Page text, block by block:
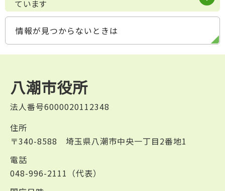
ています
情報が見つからないときは
八潮市役所
法人番号6000020112348
住所
〒340-8588 埼玉県八潮市中央一丁目2番地1
電話
048-996-2111（代表）